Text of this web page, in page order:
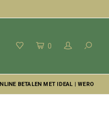
0
BETALEN MET IDEAL | WERO